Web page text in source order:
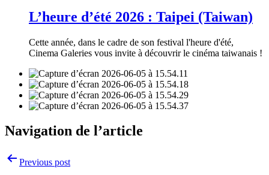
L’heure d’été 2026 : Taipei (Taiwan)
Cette année, dans le cadre de son festival l'heure d'été,
Cinema Galeries vous invite à découvrir le cinéma taiwanais !
Navigation de l’article
Previous post